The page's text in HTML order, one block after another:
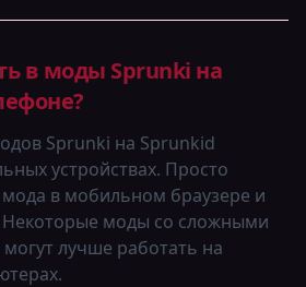
в моды Sprunki на
Sprunki на Sprunkid
устройствах. Просто
мода в мобильном браузере и
Некоторые моды со сложными
лучше работать на